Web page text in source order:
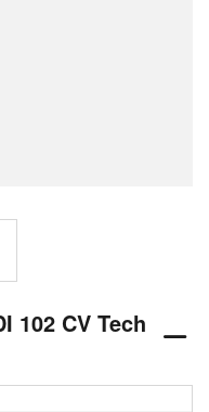
102 CV Tech